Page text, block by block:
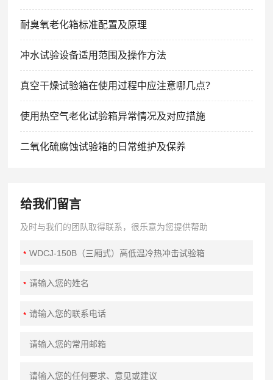
耐臭氧老化箱标准配置及原理
冲水试验设备适用范围及操作方法
真空干燥试验箱在使用过程中应注意哪几点？
使用热空气老化试验箱异常情况及对应措施
二氧化硫腐蚀试验箱的日常维护及保养
给我们留言
及时与我们的团队取得联系，很乐意为您提供帮助